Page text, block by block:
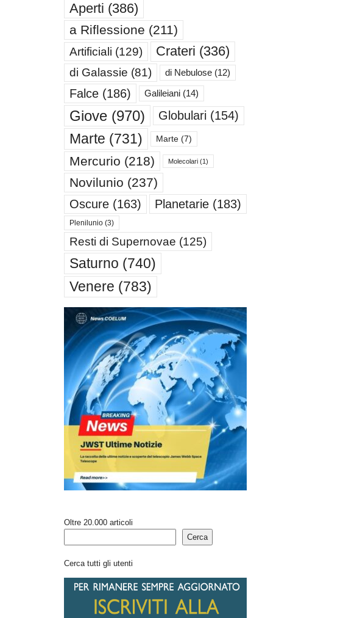
Aperti (386)
a Riflessione (211)
Artificiali (129) Crateri (336)
di Galassie (81) di Nebulose(12)
Falce(186) Galileiani(14)
Giove(970) Globulari (154)
Marte (731) Marte(7)
Mercurio (218) Molecolari(1)
Novilunio (237)
Oscure(163) Planetarie(183)
Plenilunio(3)
Resti di Supernovae (125)
Saturno (740)
Venere (783)
Oltre 20.000 articoli
Cerca
Cerca tutti gli utenti